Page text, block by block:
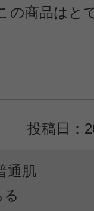
の商品はと
投稿日：
通肌